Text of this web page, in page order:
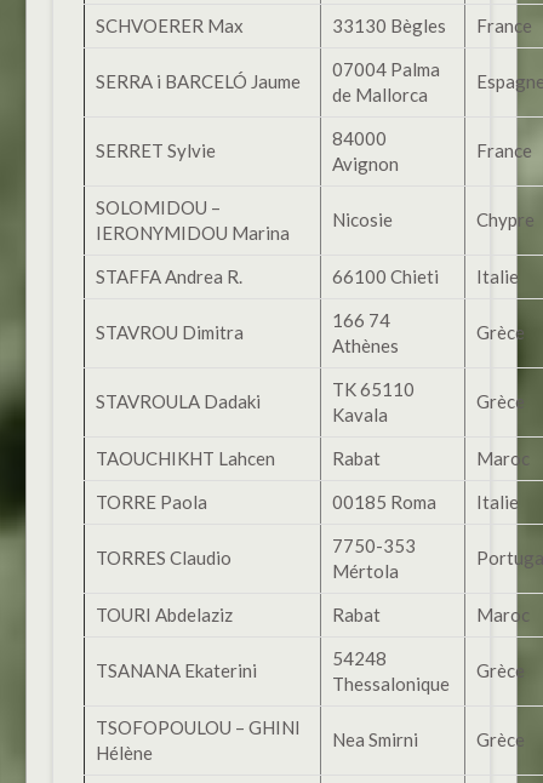
SCHVOERER Max 33130 Bègles France
SERRA i BARCELÓ Jaume
07004 Palma
de Mallorca
SERRET Sylvie
84000
Avignon
France
SOLOMIDOU –
IERONYMIDOU Marina
Nicosie Chypre
STAFFA Andrea R. 66100 Chieti Italie
STAVROU Dimitra
166 74
Athènes
Grèce
STAVROULA Dadaki
TK 65110
Kavala
Grèce
TAOUCHIKHT Lahcen Rabat
Maroc
TORRE Paola
00185 Roma Italie
TORRES Claudio
7750-353
Mértola
TOURI Abdelaziz Rabat Maroc
TSANANA Ekaterini
54248
Thessalonique
Grèce
TSOFOPOULOU – GHINI
Hélène
Nea Smirni Grèce